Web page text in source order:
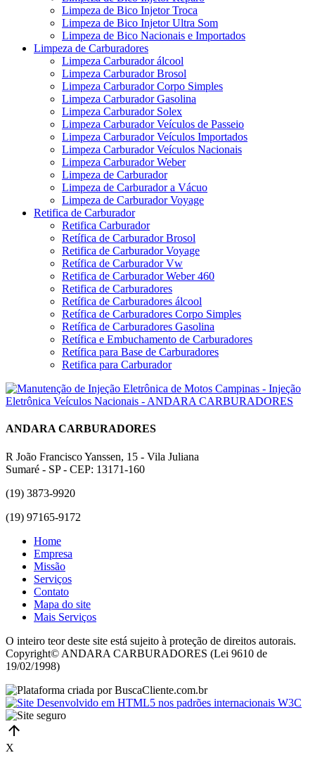
Limpeza de Bico Injetor Troca
Limpeza de Bico Injetor Ultra Som
Limpeza de Bico Nacionais e Importados
Limpeza de Carburadores
Limpeza Carburador álcool
Limpeza Carburador Brosol
Limpeza Carburador Corpo Simples
Limpeza Carburador Gasolina
Limpeza Carburador Solex
Limpeza Carburador Veículos de Passeio
Limpeza Carburador Veículos Importados
Limpeza Carburador Veículos Nacionais
Limpeza Carburador Weber
Limpeza de Carburador
Limpeza de Carburador a Vácuo
Limpeza de Carburador Voyage
Retifica de Carburador
Retifica Carburador
Retífica de Carburador Brosol
Retifica de Carburador Voyage
Retífica de Carburador Vw
Retifica de Carburador Weber 460
Retifica de Carburadores
Retífica de Carburadores álcool
Retífica de Carburadores Corpo Simples
Retífica de Carburadores Gasolina
Retífica e Embuchamento de Carburadores
Retífica para Base de Carburadores
Retifica para Carburador
ANDARA CARBURADORES
R João Francisco Yanssen, 15 - Vila Juliana
Sumaré - SP - CEP: 13171-160
(19) 3873-9920
(19) 97165-9172
Home
Empresa
Missão
Serviços
Contato
Mapa do site
Mais Serviços
O inteiro teor deste site está sujeito à proteção de direitos autorais.
Copyright© ANDARA CARBURADORES (Lei 9610 de
19/02/1998)
X